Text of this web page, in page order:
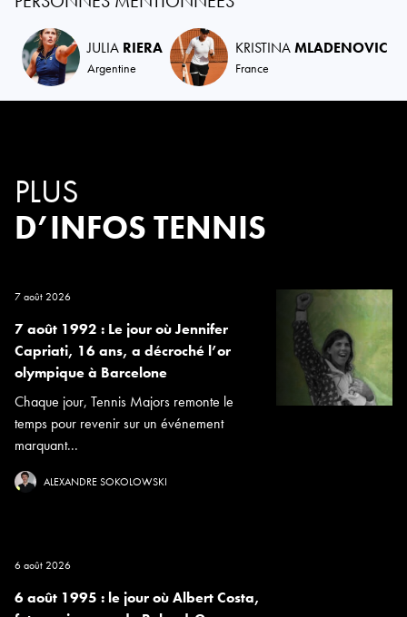
JULIA RIERA
Argentine
KRISTINAMLADENOVIC
France
PLUS
D’INFOS TENNIS
7 août 2026
7 août 1992 : Le jour où Jennifer
Capriati, 16 ans, a décroché l’or
olympique à Barcelone
Chaque jour, Tennis Majors remonte le
temps pour revenir sur un événement
marquant...
ALEXANDRE SOKOLOWSKI
6 août 2026
6 août 1995 : le jour où Albert Costa,